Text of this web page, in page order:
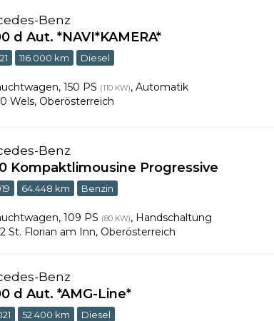
Benz
d Aut. *NAVI*KAMERA*
116.000 km Diesel
,150 PS (110 KW),Automatik
Wels, Oberösterreich
Benz
Kompaktlimousine Progressive
64.448 km Benzin
,109 PS (80 KW), Handschaltung
St. Florian am Inn, Oberösterreich
Benz
d Aut. *AMG-Line*
52.400 km Diesel